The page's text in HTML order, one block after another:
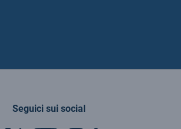
Seguici sui social